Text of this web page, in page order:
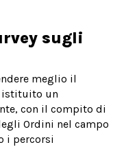
sugli
meglio il
istituito un
con il compito di
Ordini nel campo
i percorsi